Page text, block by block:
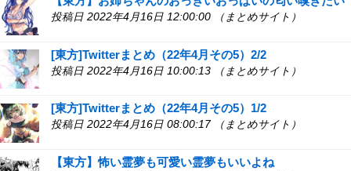
投稿日 2022年4月16日 12:00:00 （まとめサイト）
[東方]Twitterまとめ（22年4月その5）2/2
投稿日 2022年4月16日 10:00:13 （まとめサイト）
[東方]Twitterまとめ（22年4月その5）1/2
投稿日 2022年4月16日 08:00:17 （まとめサイト）
【東方】怖い霊夢も可愛い霊夢もいいよね